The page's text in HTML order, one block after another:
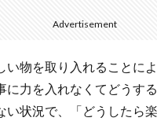
Advertisement
い物を取り入れることに
力を入れなくてどうする
い状況で、「どうしたら